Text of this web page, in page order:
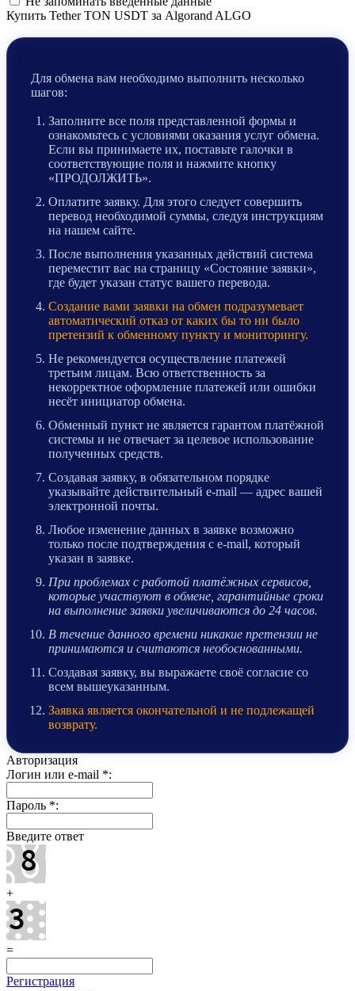
Купить Tether TON USDT за Algorand ALGO
Для обмена вам необходимо выполнить несколько
шагов:
Заполните все поля представленной формы и
ознакомьтесь с условиями оказания услуг обмена.
Если вы принимаете их, поставьте галочки в
соответствующие поля и нажмите кнопку
«ПРОДОЛЖИТЬ».
Оплатите заявку. Для этого следует совершить
перевод необходимой суммы, следуя инструкциям
на нашем сайте.
После выполнения указанных действий система
переместит вас на страницу «Состояние заявки»,
где будет указан статус вашего перевода.
Создание вами заявки на обмен подразумевает
автоматический отказ от каких бы то ни было
претензий к обменному пункту и мониторингу.
Не рекомендуется осуществление платежей
третьим лицам. Всю ответственность за
некорректное оформление платежей или ошибки
несёт инициатор обмена.
Обменный пункт не является гарантом платёжной
системы и не отвечает за целевое использование
полученных средств.
Создавая заявку, в обязательном порядке
указывайте действительный e-mail — адрес вашей
электронной почты.
Любое изменение данных в заявке возможно
только после подтверждения с e-mail, который
указан в заявке.
При проблемах с работой платёжных сервисов,
которые участвуют в обмене, гарантийные сроки
на выполнение заявки увеличиваются до 24 часов.
В течение данного времени никакие претензии не
принимаются и считаются необоснованными.
Создавая заявку, вы выражаете своё согласие со
всем вышеуказанным.
Заявка является окончательной и не подлежащей
возврату.
Авторизация
Логин или e-mail *:
Пароль *:
Введите ответ
+
=
Регистрация